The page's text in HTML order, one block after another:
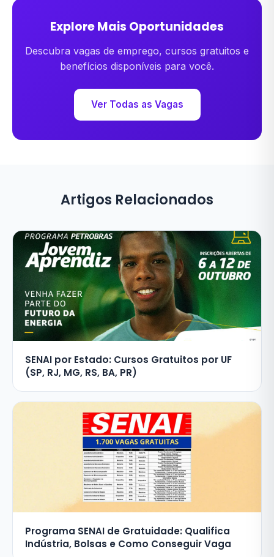
Explore Mais Oportunidades
Descubra vagas de emprego, cursos gratuitos e
benefícios disponíveis para você.
Ver Todas as Vagas
Artigos Relacionados
SENAI por Estado: Cursos Gratuitos por UF
(SP, RJ, MG, RS, BA, PR)
Programa SENAI de Gratuidade: Qualifica
Indústria, Bolsas e Como Conseguir Vaga